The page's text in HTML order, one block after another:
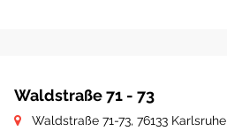
Waldstraße 71 - 73
Waldstraße 71-73, 76133 Karlsruhe